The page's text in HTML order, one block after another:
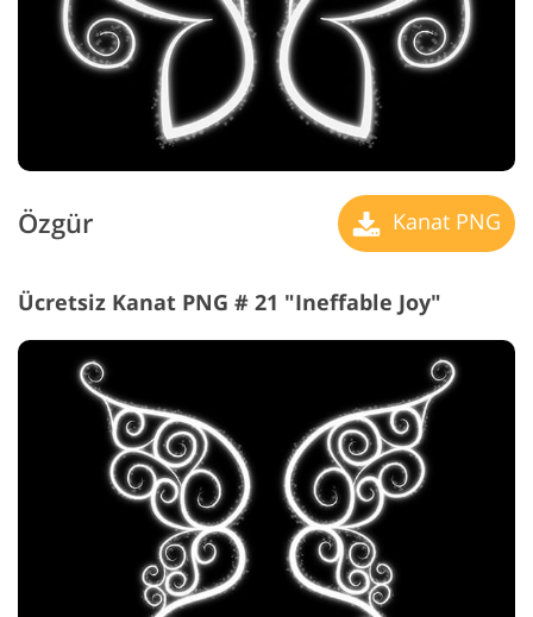
Özgür Kanat PNG
Ücretsiz Kanat PNG # 21 "Ineffable Joy"